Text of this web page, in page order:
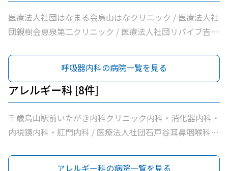
医療法人社団はなまる会烏山はなクリニック / 医療法人社
団親樹会恵泉第二クリニック / 医療法人社団リバイブ吉野
呼吸器内科の病院一覧を見る
アレルギー科 [8件]
千歳烏山駅前いたがき内科クリニック内科・消化器内科・
内視鏡内科・肛門内科 / 医療法人社団石戸谷耳鼻咽喉科 /
ルクリニック / 医療法人社団リバイブ吉野クリニック / あ
アレルギー科の病院一覧を見る